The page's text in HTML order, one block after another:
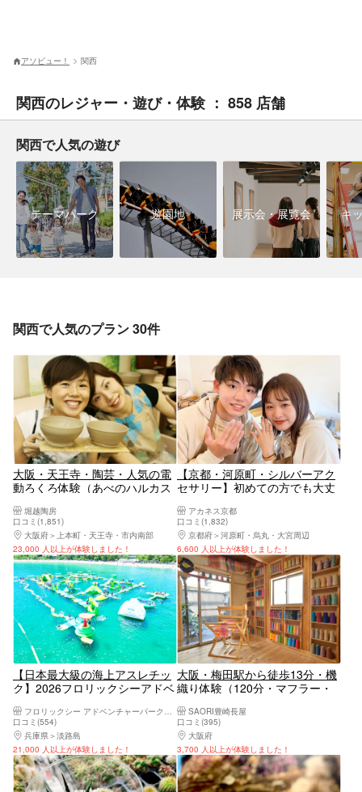
アソビュー！ 関西
関西のレジャー・遊び・体験 ： 858 店舗
関西で人気の遊び
テーマパーク 遊園地 展示会・展覧会 キ
関西で人気のプラン 30件
大阪・天王寺・陶芸・人気の電
動ろくろ体験（あべのハルカス
堀越陶房
口コミ(1,851)
大阪府
上本町・天王寺・市内南部
23,000 人以上が体験しました！
【京都・河原町・シルバーアク
セサリー】初めての方でも大丈
くりアカネス京都
口コミ(1,832)
京都府
河原町・烏丸・大宮周辺
6,600 人以上が体験しました！
【日本最大級の海上アスレチッ
ク】2026フロリックシーアドベ
ミリーやカップル・グループな
どにお薦め！】
口コミ(554)
兵庫県
淡路島
21,000 人以上が体験しました！
大阪・梅田駅から徒歩13分・機
織り体験（120分・マフラー・
SAORI豊崎長屋
口コミ(395)
大阪府
3,700 人以上が体験しました！